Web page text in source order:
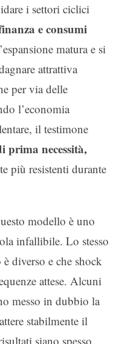
i settori ciclici
e consumi
matura e si
attrattiva
per via delle
l’economia
il testimone
prima necessità,
più resistenti durante
modello è uno
infallibile. Lo stesso
diverso e che shock
attese. Alcuni
messo in dubbio la
stabilmente il
siano spesso